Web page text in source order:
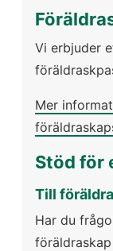
Vi erbjuder
Mer
Stöd för
Till
Har du